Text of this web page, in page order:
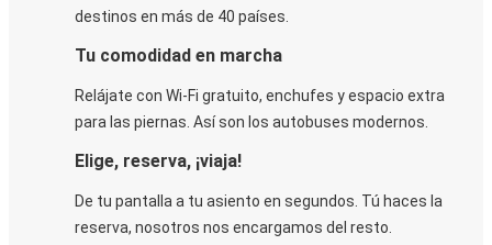
destinos en más de 40 países.
Tu comodidad en marcha
Relájate con Wi-Fi gratuito, enchufes y espacio extra
para las piernas. Así son los autobuses modernos.
Elige, reserva, ¡viaja!
De tu pantalla a tu asiento en segundos. Tú haces la
reserva, nosotros nos encargamos del resto.